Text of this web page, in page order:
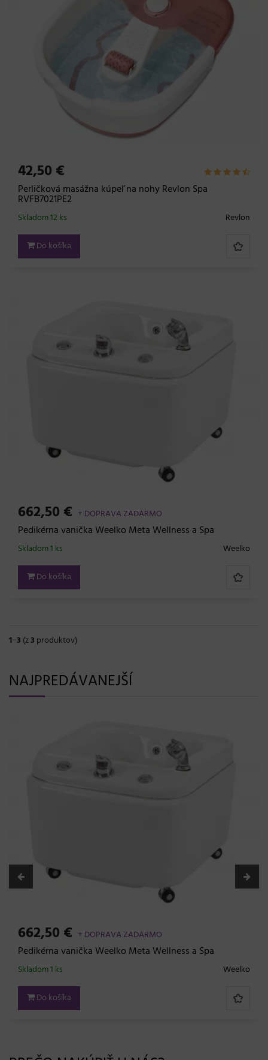
42,50 €
Perličková masážna kúpeľ na nohy Revlon Spa
RVFB7021PE2
Revlon
Skladom 12 ks
Do košíka
662,50 € + DOPRAVA ZADARMO
Pedikérna vanička Weelko Meta Wellness a Spa
Weelko
Skladom 1 ks
Do košíka
1−3 (z3 produktov)
NAJPREDÁVANEJŠÍ
662,50 € + DOPRAVA ZADARMO
Pedikérna vanička Weelko Meta Wellness a Spa
Weelko
Skladom 1 ks
Do košíka